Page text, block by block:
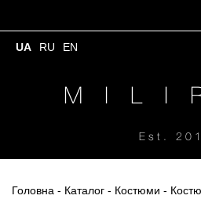
UA RU EN
M I L I
Est.
Головна - Каталог - Костюми -